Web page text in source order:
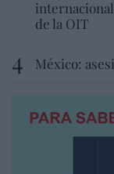
de la OIT
México: